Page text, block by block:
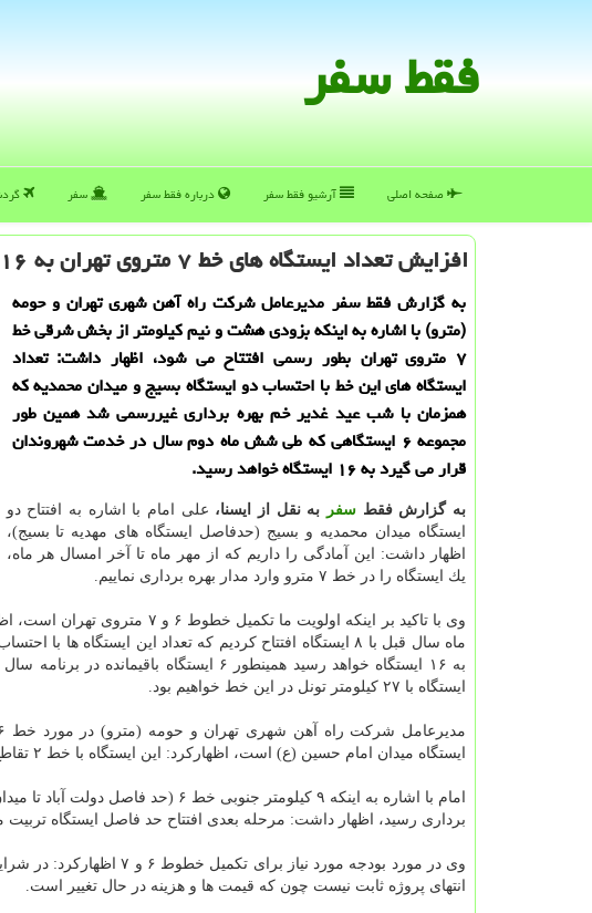
فقط سفر
صفحه اصلی آرشیو فقط سفر درباره فقط سفر سفر
افزایش تعداد ایستگاه های خط ۷ متروی تهران به ۱۶ ایستگاه
به گزارش فقط سفر مدیرعامل شركت راه آهن شهری تهران و حومه
(مترو) با اشاره به اینكه بزودی هشت و نیم كیلومتر از بخش شرقی خط
۷ متروی تهران بطور رسمی افتتاح می شود، اظهار داشت: تعداد
ایستگاه های این خط با احتساب دو ایستگاه بسیج و میدان محمدیه كه
همزمان با شب عید غدیر خم بهره برداری غیررسمی شد همین طور
مجموعه ۶ ایستگاهی كه طی شش ماه دوم سال در خدمت شهروندان
قرار می گیرد به ۱۶ ایستگاه خواهد رسید.
به گزارش فقطسفر به نقل از ایسنا، علی امام با اشاره به افتتاح دو
ایستگاه میدان محمدیه و بسیج (حدفاصل ایستگاه های مهدیه تا بسیج)،
اظهار داشت: این آمادگی را داریم كه از مهر ماه تا آخر امسال هر ماه،
یك ایستگاه را در خط ۷ مترو وارد مدار بهره برداری نماییم.
ایستگاه با ۲۷ كیلومتر تونل در این خط خواهیم بود.
ایستگاه میدان امام حسین (ع) است، اظهاركرد: این ایستگاه با خط ۲ تقاطع دارد و نقطه پر ترددی در تهران به حساب می آید.
برداری رسید، اظهار داشت: مرحله بعدی افتتاح حد فاصل ایستگاه تربیت مدرس در منطقه ۲ تا
انتهای پروژه ثابت نیست چون كه قیمت ها و هزینه در حال تغییر است.